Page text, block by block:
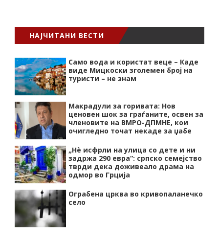
НАЈЧИТАНИ ВЕСТИ
Само вода и користат веце – Каде
виде Мицкоски зголемен број на
туристи – не знам
Макрадули за горивата: Нов
ценовен шок за граѓаните, освен за
членовите на ВМРО-ДПМНЕ, кои
очигледно точат некаде за џабе
„Нѐ исфрли на улица со дете и ни
задржа 290 евра“: српско семејство
тврди дека доживеало драма на
одмор во Грција
Ограбена црква во кривопаланечко
село